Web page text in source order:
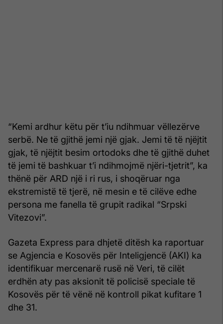
“Kemi ardhur këtu për t’iu ndihmuar vëllezërve
serbë. Ne të gjithë jemi një gjak. Jemi të të njëjtit
gjak, të njëjtit besim ortodoks dhe të gjithë duhet
të jemi të bashkuar t’i ndihmojmë njëri-tjetrit”, ka
thënë për ARD një i ri rus, i shoqëruar nga
ekstremistë të tjerë, në mesin e të cilëve edhe
persona me fanella të grupit radikal “Srpski
Vitezovi”.
Gazeta Express para dhjetë ditësh ka raportuar
se Agjencia e Kosovës për Inteligjencë (AKI) ka
identifikuar mercenarë rusë në Veri, të cilët
erdhën aty pas aksionit të policisë speciale të
Kosovës për të vënë në kontroll pikat kufitare 1
dhe 31.